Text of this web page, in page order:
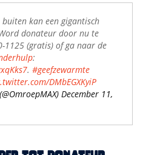
kan een gigantisch
donateur door nu te
1125 (gratis) of ga naar de
:
. #geefzewarmte
DMbEGXKyiP
December 11,